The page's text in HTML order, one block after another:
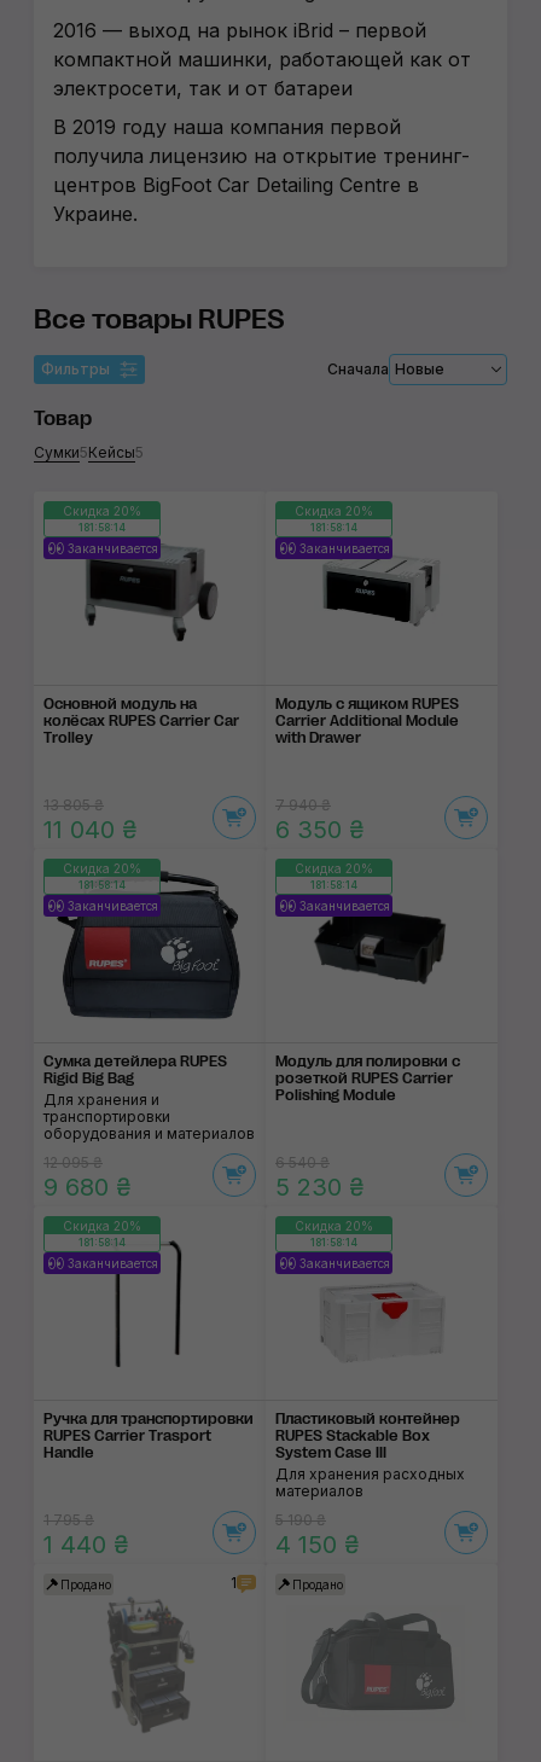
2016 — выход на рынок iBrid – первой
компактной машинки, работающей как от
электросети, так и от батареи
В 2019 году наша компания первой
получила лицензию на открытие тренинг-
центров BigFoot Car Detailing Centre в
Украине.
Все товары RUPES
Фильтры Сначала Новые
Товар
Сумки5Кейсы5
Скидка 20%
181:58:14
Заканчивается
Основной модуль на
колёсах RUPES Carrier Car
Trolley
13 805 ₴
11 040 ₴
Скидка 20%
181:58:14
Заканчивается
Модуль с ящиком RUPES
Carrier Additional Module
with Drawer
7 940 ₴
6 350 ₴
Скидка 20%
181:58:14
Заканчивается
Сумка детейлера RUPES
Rigid Big Bag
Для хранения и
транспортировки
оборудования и материалов
12 095 ₴
9 680 ₴
Скидка 20%
181:58:14
Заканчивается
Модуль для полировки с
розеткой RUPES Carrier
Polishing Module
6 540 ₴
5 230 ₴
Скидка 20%
181:58:14
Заканчивается
Ручка для транспортировки
RUPES Carrier Trasport
Handle
1 795 ₴
1 440 ₴
Скидка 20%
181:58:14
Заканчивается
Пластиковый контейнер
RUPES Stackable Box
System Case III
Для хранения расходных
материалов
5 190 ₴
4 150 ₴
Продано 1 Продано